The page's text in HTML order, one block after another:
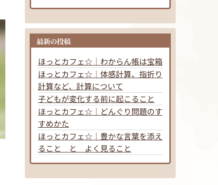
最新の投稿
ほっとカフェ☆｜わからん帳は宝箱
ほっとカフェ☆｜体感計算、指折り
計算など、計算について
子どもが変化する前に起こること
ほっとカフェ☆｜どんぐり問題のす
すめかた
ほっとカフェ☆｜豊かな言葉を添え
ること と よく見ること